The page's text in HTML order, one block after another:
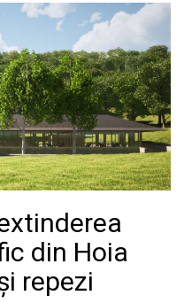
din Hoia
repezi